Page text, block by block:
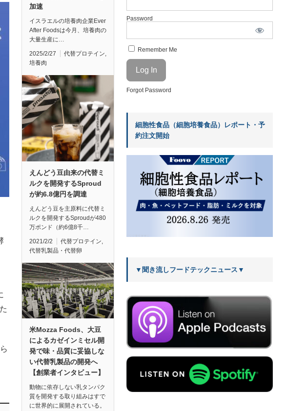
加速
イスラエルの培養肉企業Ever
After Foodsは今月、培養肉の
大量生産に…
2025/2/27 代替プロテイン,
培養肉
えんどう豆由来の代替ミ
ルクを開発するSproud
が約6.8億円を調達
えんどう豆を主原料に代替ミ
ルクを開発するSproudが480
万ポンド（約6億8千…
2021/2/2 代替プロテイン,
代替乳製品・代替卵
米Mozza Foods、大豆
によるカゼインミセル開
発で味・品質に妥協しな
い代替乳製品の開発へ
【創業者インタビュー】
動物に依存しない乳タンパク
質を開発する取り組みはすで
に世界的に展開されている。
Password
Remember Me
Forgot Password
細胞性食品（細胞培養食品）レポート・予
約注文開始
▼聞き流しフードテックニュース▼